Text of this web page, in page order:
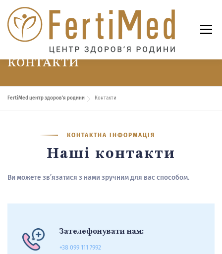
вмісту
Меню
КОНТАКТИ
КОНТАКТИ
FertiMed центр здоров'я родини Контакти
КОНТАКТНА ІНФОРМАЦІЯ
Наші контакти
Ви можете зв’язатися з нами зручним для вас способом.
Зателефонувати нам:
+38 099 111 7992